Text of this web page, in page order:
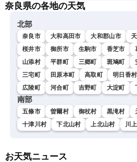
奈良県の各地の天気
北部
奈良市 大和高田市 大和郡山市
桜井市
御所市 生駒市 香芝市
山添村
平群町 三郷町 斑鳩町
三宅町
田原本町 高取町 明日香村
広陵町
河合町 吉野町 大淀町
南部
五條市 曽爾村 御杖村 黒滝村
十津川村
下北山村 上北山村 川
お天気ニュース